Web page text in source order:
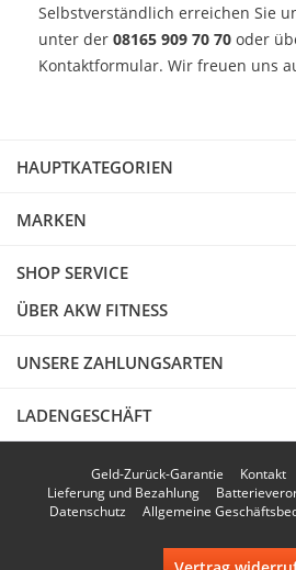
Selbstverständlich erreichen Sie
unter der 08165 909 70 70 oder
Kontaktformular. Wir freuen uns
HAUPTKATEGORIEN
MARKEN
SHOP SERVICE
ÜBER AKW FITNESS
UNSERE ZAHLUNGSARTEN
LADENGESCHÄFT
Geld-Zurück-Garantie Kontakt
Lieferung und Bezahlung
Datenschutz
Allgemeine